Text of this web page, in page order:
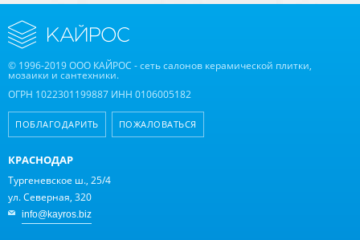
© 1996-2019 ООО КАЙРОС - сеть салонов керамической плитки,
мозаики и сантехники.
ОГРН 1022301199887 ИНН 0106005182
ПОБЛАГОДАРИТЬ ПОЖАЛОВАТЬСЯ
КРАСНОДАР
Тургеневское ш., 25/4
ул. Северная, 320
info@kayros.biz